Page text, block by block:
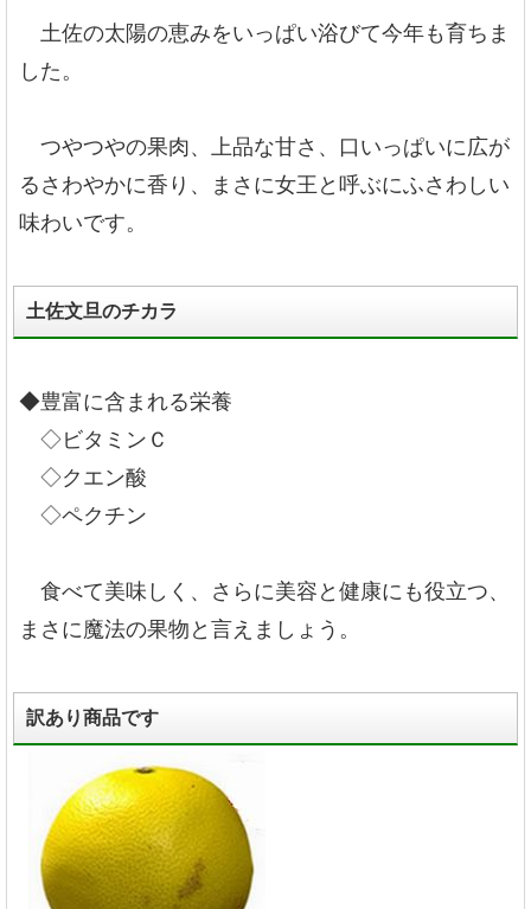
土佐の太陽の恵みをいっぱい浴びて今年も育ちま
した。
つやつやの果肉、上品な甘さ、口いっぱいに広が
るさわやかに香り、まさに女王と呼ぶにふさわしい
味わいです。
土佐文旦のチカラ
◆豊富に含まれる栄養
◇ビタミンＣ
◇クエン酸
◇ペクチン
食べて美味しく、さらに美容と健康にも役立つ、
まさに魔法の果物と言えましょう。
訳あり商品です